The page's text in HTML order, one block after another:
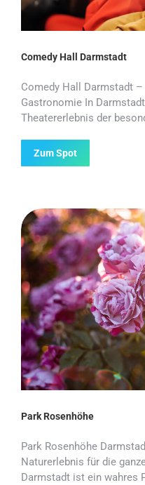
Comedy Hall Darmstadt
Comedy Hall Darmstadt –
Gastronomie In
Theatererlebnis der
Zum Spot
Park Rosenhöhe
Park Rosenhöhe
Naturerlebnis für die
Darmstadt ist ein wahres